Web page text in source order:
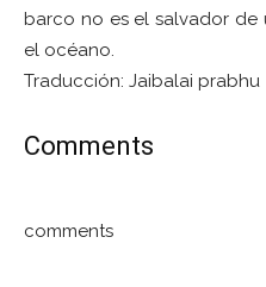
barco no es el salvador de
el océano.
Traducción: Jaibalai prabhu
Comments
comments